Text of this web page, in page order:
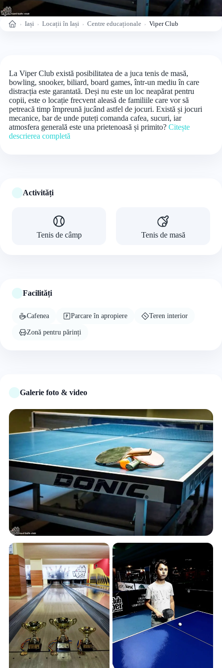
Acasă Iași Locații în Iași Centre educaționale Viper Club
La Viper Club există posibilitatea de a juca tenis de masă,
bowling, snooker, biliard, board games, într-un mediu în care
distracția este garantată. Deși nu este un loc neapărat pentru
copii, este o locație frecvent aleasă de familiile care vor să
petreacă timp împreună jucând astfel de jocuri. Există și jocuri
mecanice, bar de unde puteți comanda cafea, sucuri, iar
atmosfera generală este una prietenoasă și primito? Citește
descrierea completă
Activități
Tenis de câmp Tenis de masă
Facilități
Cafenea Parcare în apropiere Teren interior
Zonă pentru părinți
Galerie foto & video